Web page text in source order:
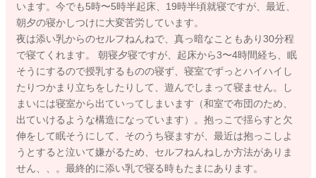
います。今でも5時〜5時半起床、19時半頃就寝ですが、最近、
朝夕の寝かしつけに大変苦労しています。
夜は添い乳からのセルフねんねで、真っ暗なこともあり30分程
で寝てくれます。 朝寝夕寝ですが、起床から3〜4時間経ち、眠
そうにするので授乳するものの寝ず、寝室でずっとハイハイし
たりつかまり立ちをしたりして、遊んでしまって寝ません。し
まいには寝室から出ていってしまいます（和室で布団のため、
出ていけるような構造になっています）。抱っこで揺らすと欠
伸をして眠そうにして、そのうち寝ますが、最近は抱っこしよ
うとすると泣いて嫌がるため、セルフねんねしか方法がありま
せん、、。最終的に添い乳で寝る時もたまにあります。